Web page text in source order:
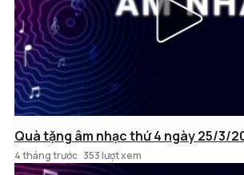
Quà tặng âm nhạc thứ 4 ngày 25/3/
4 tháng trước 353 lượt xem